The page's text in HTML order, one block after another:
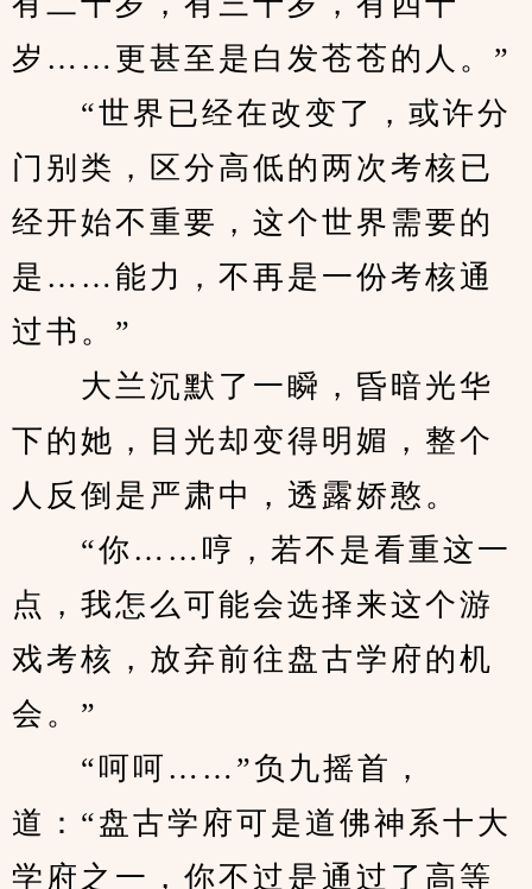
岁……更甚至是白发苍苍的人。”
“世界已经在改变了，或许分
门别类，区分高低的两次考核已
经开始不重要，这个世界需要的
是……能力，不再是一份考核通
过书。”
大兰沉默了一瞬，昏暗光华
下的她，目光却变得明媚，整个
人反倒是严肃中，透露娇憨。
“你……哼，若不是看重这一
点，我怎么可能会选择来这个游
戏考核，放弃前往盘古学府的机
会。”
“呵呵……”负九摇首，
道：“盘古学府可是道佛神系十大
学府之一，你不过是通过了高等